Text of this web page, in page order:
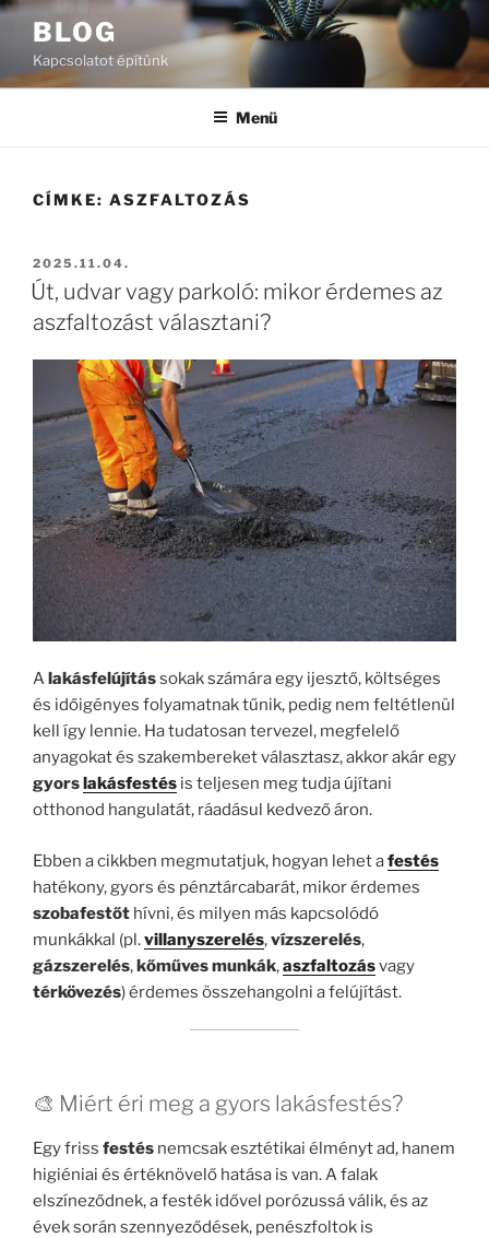
Tartalomhoz
BLOG
Kapcsolatot építünk
Menü
CÍMKE: ASZFALTOZÁS
BEKÜLDVE:
2025.11.04.
Út, udvar vagy parkoló: mikor érdemes az
aszfaltozást választani?
A lakásfelújítássokak számára egy ijesztő, költséges
és időigényes folyamatnak tűnik, pedig nem feltétlenül
kell így lennie. Ha tudatosan tervezel, megfelelő
anyagokat és szakembereket választasz, akkor akár egy
gyors lakásfestés is teljesen meg tudja újítani
otthonod hangulatát, ráadásul kedvező áron.
Ebben a cikkben megmutatjuk, hogyan lehet afestés
hatékony, gyors és pénztárcabarát, mikor érdemes
szobafestőt hívni, és milyen más kapcsolódó
munkákkal (pl.villanyszerelés,vízszerelés,
gázszerelés,kőműves munkák,aszfaltozásvagy
térkövezés) érdemes összehangolni a felújítást.
🎨 Miért éri meg a gyors lakásfestés?
Egy friss festés nemcsak esztétikai élményt ad, hanem
higiéniai és értéknövelő hatása is van. A falak
elszíneződnek, a festék idővel porózussá válik, és az
évek során szennyeződések, penészfoltok is